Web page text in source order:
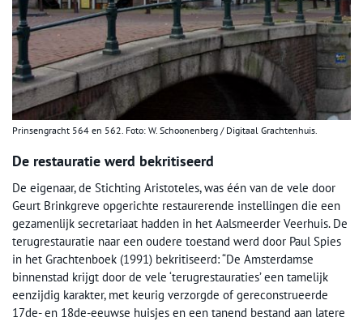
Prinsengracht 564 en 562. Foto: W. Schoonenberg / Digitaal Grachtenhuis.
De restauratie werd bekritiseerd
De eigenaar, de Stichting Aristoteles, was één van de vele door
Geurt Brinkgreve opgerichte restaurerende instellingen die een
gezamenlijk secretariaat hadden in het Aalsmeerder Veerhuis. De
terugrestauratie naar een oudere toestand werd door Paul Spies
in het Grachtenboek (1991) bekritiseerd: “De Amsterdamse
binnenstad krijgt door de vele ‘terugrestauraties’ een tamelijk
eenzijdig karakter, met keurig verzorgde of gereconstrueerde
17de- en 18de-eeuwse huisjes en een tanend bestand aan latere